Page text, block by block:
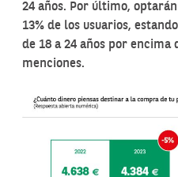
24 años. Por último,
13% de los usuarios,
de 18 a 24 años por encima
menciones.